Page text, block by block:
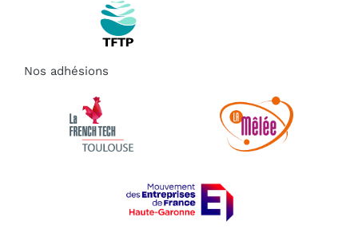
Nos adhésions